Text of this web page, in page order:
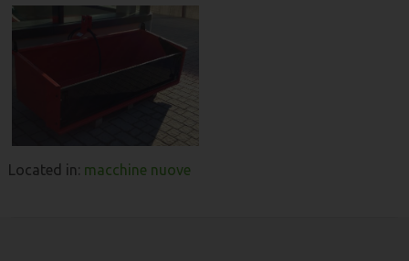
Located in: macchine nuove